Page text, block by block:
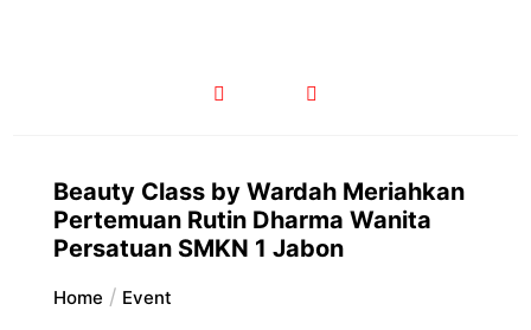
Beauty Class by Wardah Meriahkan
Pertemuan Rutin Dharma Wanita
Persatuan SMKN 1 Jabon
Home Event